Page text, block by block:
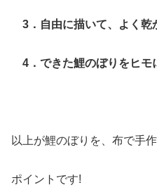
3．自由に描いて、よく乾
4．できた鯉のぼりをヒモ
以上が鯉のぼりを、布で手
ポイントです!